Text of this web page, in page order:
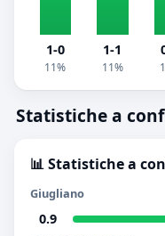
1-0
11%
1-1
11%
Statistiche a
📊 Statistiche a
Giugliano
0.9